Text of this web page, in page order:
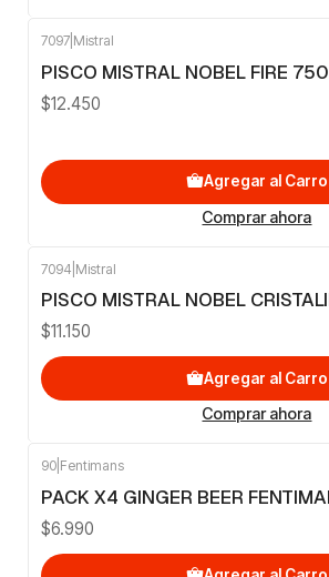
7097 Mistral
PISCO MISTRAL NOBEL FIRE
$12.450
Agregar al Carro
Comprar ahora
7094 Mistral
PISCO MISTRAL NOBEL
$11.150
Agregar al Carro
Comprar ahora
90 Fentimans
PACK X4 GINGER BEER
$6.990